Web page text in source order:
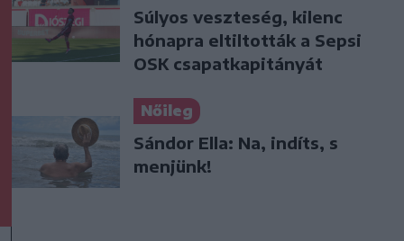
Súlyos veszteség, kilenc
hónapra eltiltották a Sepsi
OSK csapatkapitányát
Nőileg
Sándor Ella: Na, indíts, s
menjünk!